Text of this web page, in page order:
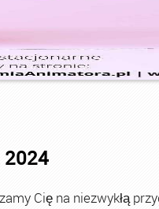
2024
Cię na niezwykłą